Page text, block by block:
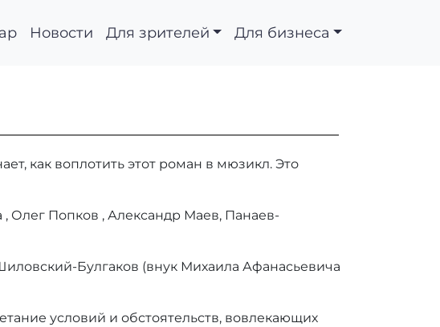
Новости Для зрителей Для бизнеса
как воплотить этот роман в мюзикл. Это
Олег Попков , Александр Маев, Панаев-
Булгаков (внук Михаила Афанасьевича
условий и обстоятельств, вовлекающих